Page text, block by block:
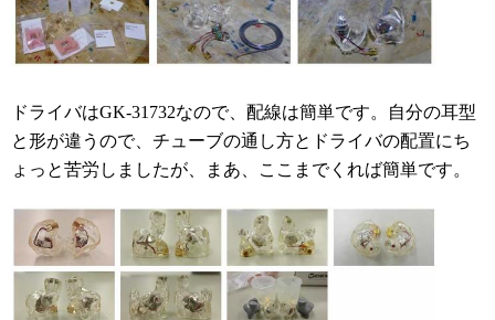
ドライバはGK-31732なので、配線は簡単です。自分の耳型
と形が違うので、チューブの通し方とドライバの配置にち
ょっと苦労しましたが、まあ、ここまでくれば簡単です。